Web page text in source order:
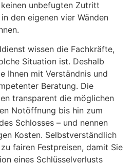
unbefugten Zutritt
den eigenen vier Wänden
wissen die Fachkräfte,
Situation ist. Deshalb
Ihnen mit Verständnis und
Beratung. Die
transparent die möglichen
Notöffnung bis hin zum
Schlosses – und nennen
Kosten. Selbstverständlich
fairen Festpreisen, damit Sie
eines Schlüsselverlusts